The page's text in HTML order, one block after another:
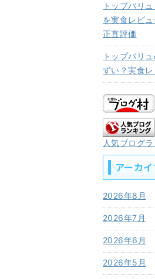
トップバリ
を実食レビ
正直評価
トップバリ
ずい？実食
人気ブログ
アーカ
2026年8月
2026年7月
2026年6月
2026年5月